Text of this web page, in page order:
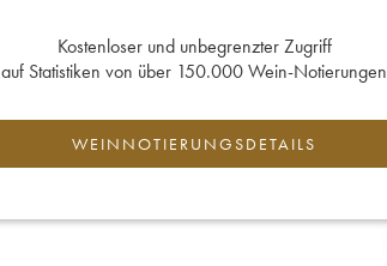
Kostenloser und unbegrenzter Zugriff
auf Statistiken von über 150.000 Wein-Notierungen
WEINNOTIERUNGSDETAILS